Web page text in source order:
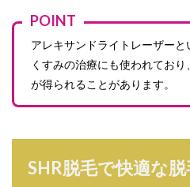
POINT
アレキサンドライトレーザーと
くすみの治療にも使われてお
が得られることがあります。
SHR脱毛で快適な脱